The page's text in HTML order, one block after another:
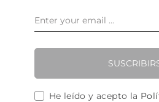
He leído y acepto la